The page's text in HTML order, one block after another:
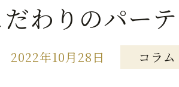
だわりのパー
2022年10月28日 コラム